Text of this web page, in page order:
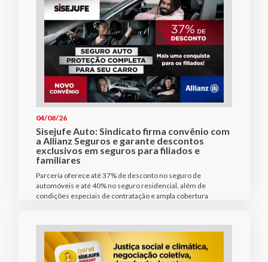
04/08/26
Sisejufe Auto: Sindicato firma convênio com
a Allianz Seguros e garante descontos
exclusivos em seguros para filiados e
familiares
Parceria oferece até 37% de desconto no seguro de
automóveis e até 40% no seguro residencial, além de
condições especiais de contratação e ampla cobertura